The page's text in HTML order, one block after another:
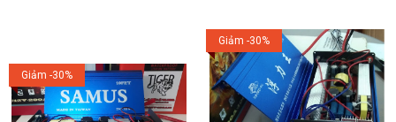
Giảm -30%
Giảm -30%